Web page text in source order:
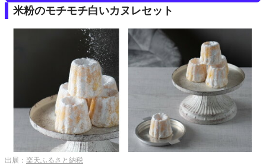
米粉のモチモチ白いカヌレセット
出展： 楽天ふるさと納税